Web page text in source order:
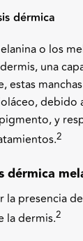
dérmica
o los
una
estas
y
2
dérmica
la presencia
la dermis.2